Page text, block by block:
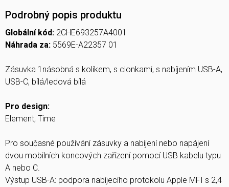
Podrobný popis produktu
Globální kód: 2CHE693257A4001
Náhrada za: 5569E-A22357 01
Zásuvka 1násobná s kolíkem, s clonkami, s nabíjením USB-A,
USB-C, bílá/ledová bílá
Pro design:
Element, Time
Pro současné používání zásuvky a nabíjení nebo napájení
dvou mobilních koncových zařízení pomocí USB kabelu typu
A nebo C.
Výstup USB-A: podpora nabíjecího protokolu Apple MFI s 2,4